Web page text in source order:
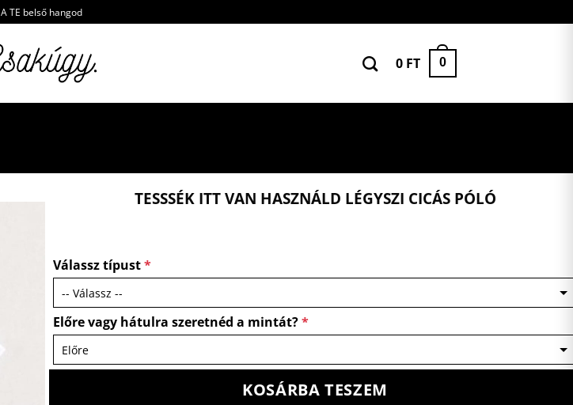
A TE belső hangod
0 FT 0
TESSSÉK ITT VAN HASZNÁLD LÉGYSZI CICÁS PÓLÓ
Válassz típust*
Előre vagy hátulra szeretnéd a mintát?*
KOSÁRBA TESZEM